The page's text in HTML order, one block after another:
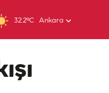
32.2ºC Ankara